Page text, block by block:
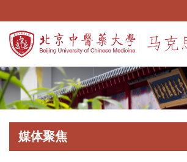
媒体聚焦